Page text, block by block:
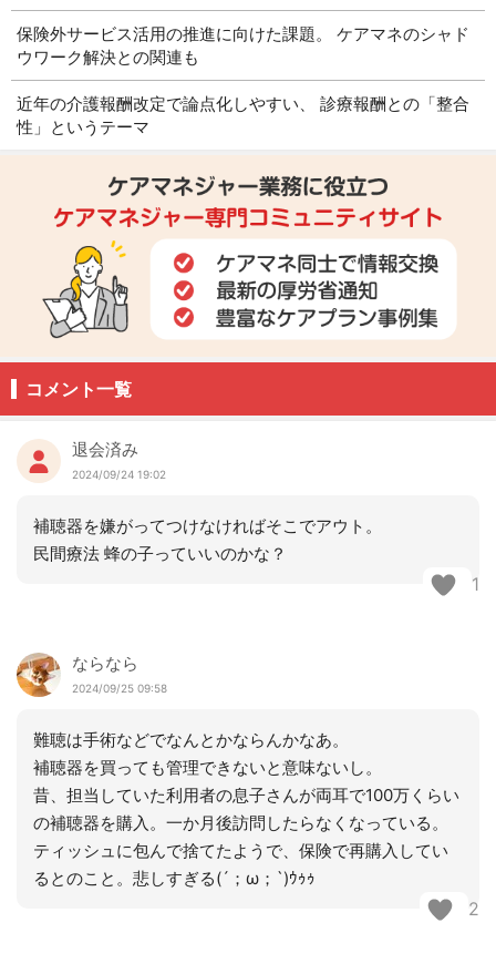
保険外サービス活用の推進に向けた課題。 ケアマネのシャド
ウワーク解決との関連も
近年の介護報酬改定で論点化しやすい、 診療報酬との「整合
性」というテーマ
コメント一覧
退会済み
2024/09/24 19:02
補聴器を嫌がってつけなければそこでアウト。
民間療法 蜂の子っていいのかな？
1
ならなら
2024/09/25 09:58
難聴は手術などでなんとかならんかなあ。
補聴器を買っても管理できないと意味ないし。
昔、担当していた利用者の息子さんが両耳で100万くらい
の補聴器を購入。一か月後訪問したらなくなっている。
ティッシュに包んで捨てたようで、保険で再購入してい
るとのこと。悲しすぎる(´；ω；`)ｳｩｩ
2